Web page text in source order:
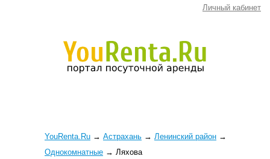
Личный кабинет
YouRenta.Ru → Астрахань → Ленинский район →
Однокомнатные → Ляхова